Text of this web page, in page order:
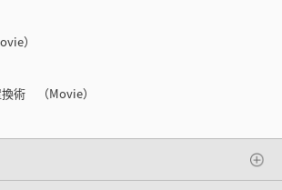
）
術 （Movie）